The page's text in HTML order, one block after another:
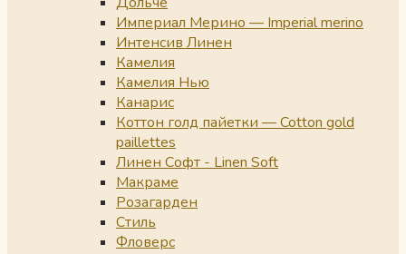
Империал Мерино — Imperial merino
Интенсив Линен
Камелия
Камелия Нью
Канарис
Коттон голд пайетки — Cotton gold
paillettes
Линен Софт - Linen Soft
Макраме
Розагарден
Стиль
Фловерс